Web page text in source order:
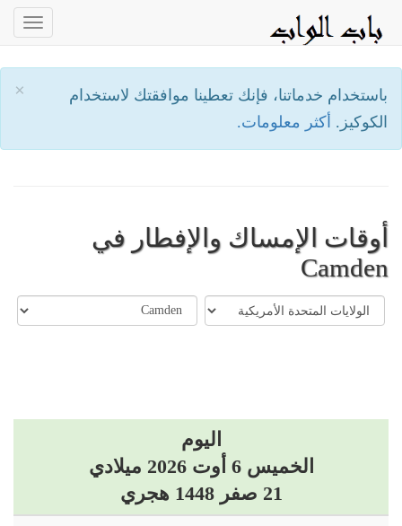
×
باستخدام خدماتنا، فإنك تعطينا موافقتك لاستخدام
الكوكيز. أكثر معلومات.
أوقات الإمساك والإفطار في
Camden
اليوم
الخميس 6 أوت 2026 ميلادي
21 صفر 1448 هجري